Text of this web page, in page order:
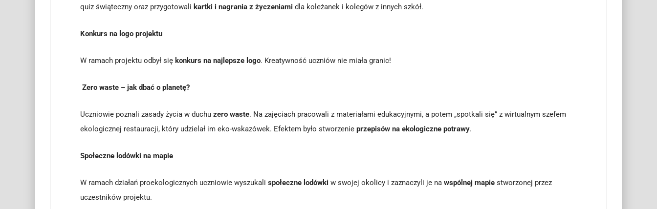
quiz świąteczny oraz przygotowali kartki i nagrania z życzeniami dla koleżanek i kolegów z innych szkół.
Konkurs na logo projektu
W ramach projektu odbył się konkurs na najlepsze logo. Kreatywność uczniów nie miała granic!
Zero waste – jak dbać o planetę?
Uczniowie poznali zasady życia w duchu zero waste. Na zajęciach pracowali z materiałami edukacyjnymi, a potem „spotkali się” z wirtualnym szefem
ekologicznej restauracji, który udzielał im eko-wskazówek. Efektem było stworzenie przepisów na ekologiczne potrawy.
Społeczne lodówki na mapie
W ramach działań proekologicznych uczniowie wyszukali społeczne lodówki w swojej okolicy i zaznaczyli je na wspólnej mapie stworzonej przez
uczestników projektu.